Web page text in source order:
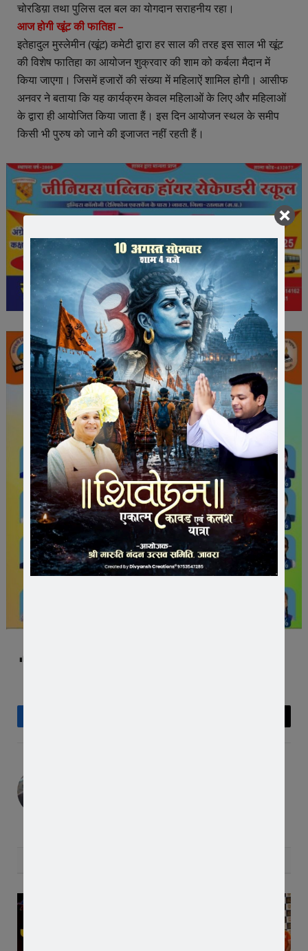
चोरडिय़ा तथा पुलिस दल बल का योगदान सराहनीय रहा।
आज होगी खूंट की फातिहा –
इतेहादुल मुस्लेमीन (खूंट) कमेटी द्वारा हर साल की तरह इस साल भी खूंट
की विशेष फातिहा का आयोजन शुक्रवार की शाम को कर्बला मैदान में
किया जाएगा। जिसमें हजारों की संख्या में महिलाऐं शामिल होगी। आसीफ
अनवर ने बताया कि यह कार्यक्रम केवल महिलाओं के लिए और महिलाओं
के द्वारा ही आयोजित किया जाता हैं। इस दिन आयोजन स्थल के समीप
किसी भी पुरुष को जाने की इजाजत नहीं रहती हैं।
Email